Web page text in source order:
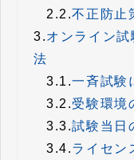
2.2.不正防止
3.オンライン
法
3.1.一斉試験
3.2.受験環境
3.3.試験当日
3.4.ライセン